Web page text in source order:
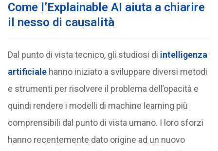
Come l’Explainable AI aiuta a chiarire
il nesso di causalità
Dal punto di vista tecnico, gli studiosi di intelligenza
artificialehanno iniziato a sviluppare diversi metodi
e strumenti per risolvere il problema dell’opacità e
quindi rendere i modelli di machine learning più
comprensibili dal punto di vista umano. I loro sforzi
hanno recentemente dato origine ad un nuovo